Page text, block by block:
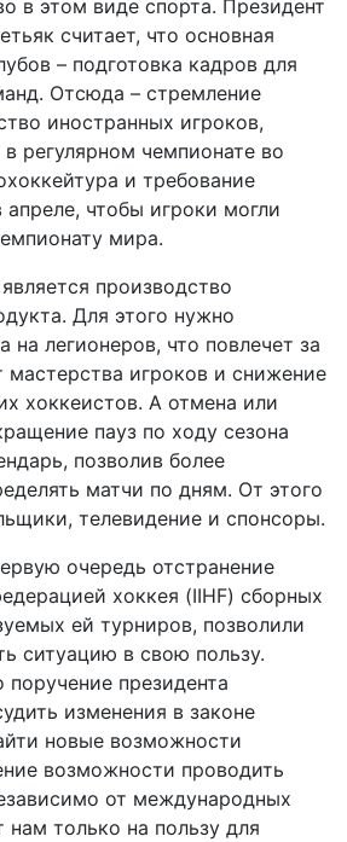
в этом виде спорта. Президент
считает, что основная
– подготовка кадров для
Отсюда – стремление
иностранных игроков,
регулярном чемпионате во
и требование
апреле, чтобы игроки могли
мира.
производство
Для этого нужно
на легионеров, что повлечет за
игроков и снижение
хоккеистов. А отмена или
пауз по ходу сезона
позволив более
матчи по дням. От этого
телевидение и спонсоры.
очередь отстранение
хоккея (IIHF) сборных
ей турниров, позволили
ситуацию в свою пользу.
президента
изменения в законе
новые возможности
возможности проводить
от международных
только на пользу для